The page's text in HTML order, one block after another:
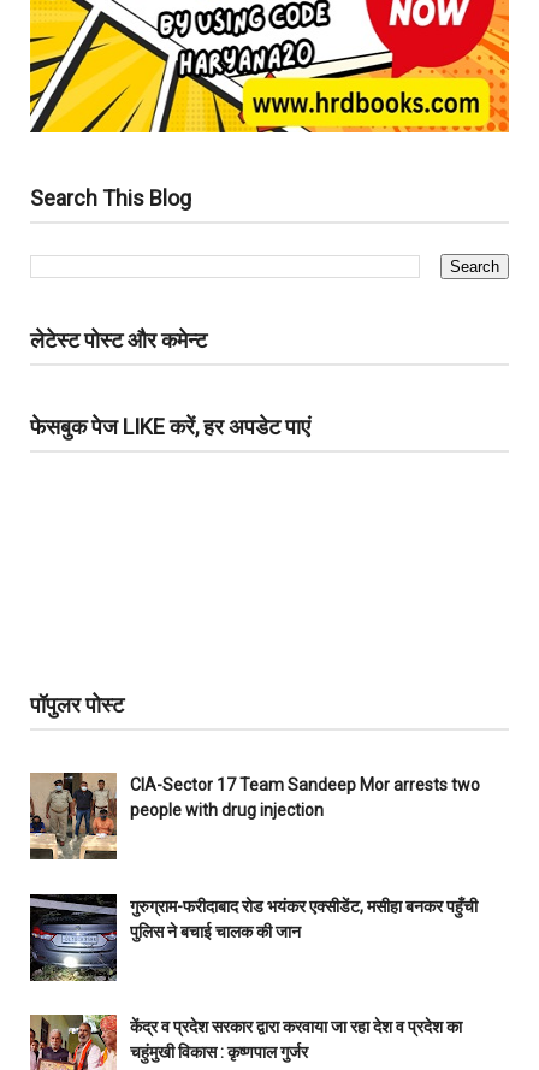
Search This Blog
लेटेस्ट पोस्ट और कमेन्ट
फेसबुक पेज LIKE करें, हर अपडेट पाएं
पॉपुलर पोस्ट
CIA-Sector 17 Team Sandeep Mor arrests two
people with drug injection
गुरुग्राम-फरीदाबाद रोड भयंकर एक्सीडेंट, मसीहा बनकर पहुँची
पुलिस ने बचाई चालक की जान
केंद्र व प्रदेश सरकार द्वारा करवाया जा रहा देश व प्रदेश का
चहुंमुखी विकास : कृष्णपाल गुर्जर